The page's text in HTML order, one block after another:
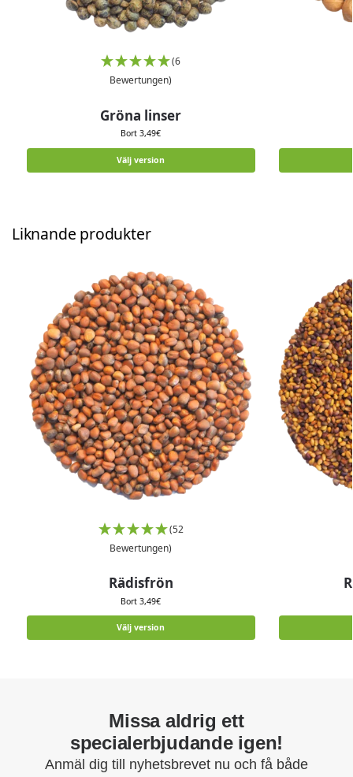
(6
Bewertungen)
Gröna linser
Bort3,49€
Välj version
Liknande produkter
(52
Bewertungen)
Rädisfrön
Bort3,49€
Välj version
Missa aldrig ett
specialerbjudande igen!
Anmäl dig till nyhetsbrevet nu och få både